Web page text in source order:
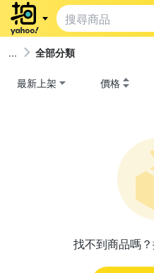
全部分類
最新上架 價格
找不到商品嗎